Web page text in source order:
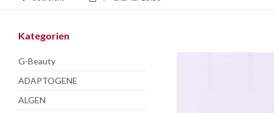
Kategorien
G-Beauty
ADAPTOGENE
ALGEN